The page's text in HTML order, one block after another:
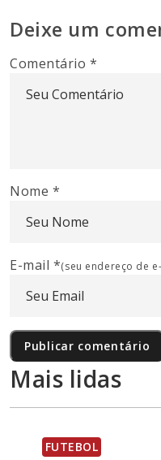
Deixe um
Comentário*
Nome *
E-mail *(seu endereço de
Mais lidas
FUTEBOL